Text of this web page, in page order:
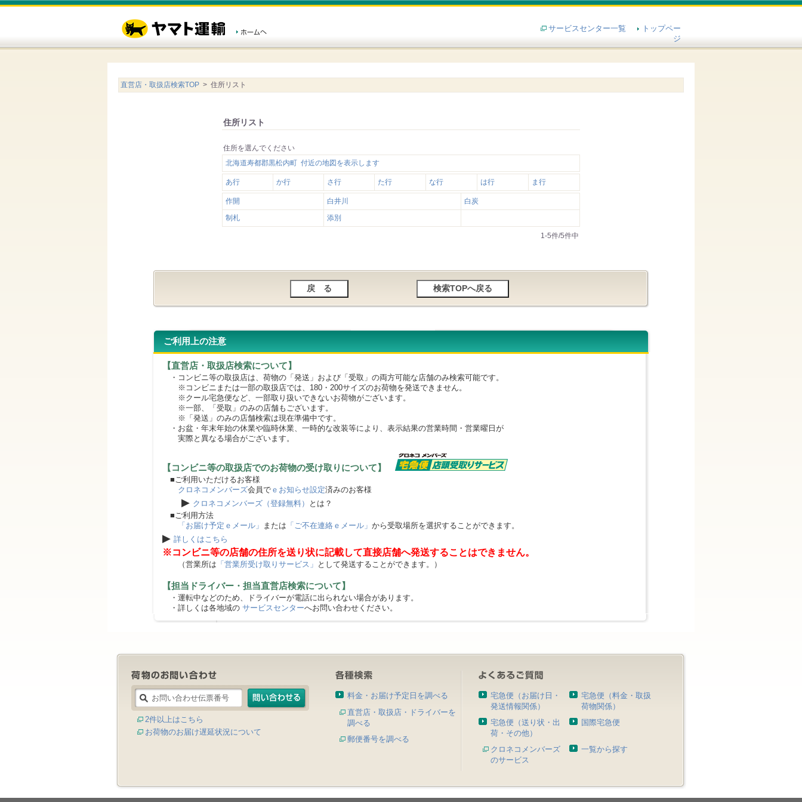
サービスセンター一覧
トップペー
ジ
直営店・取扱店検索TOP > 住所リスト
住所リスト
住所を選んでください
北海道寿都郡黒松内町 付近の地図を表示します
あ行 か行 さ行 た行 な行 は行 ま行
作開 白井川
白炭
制札
添別
1-5件/5件中
ご利用上の注意
【直営店・取扱店検索について】
・コンビニ等の取扱店は、荷物の「発送」および「受取」の両方可能な店舗のみ検索可能です。
※コンビニまたは一部の取扱店では、180・200サイズのお荷物を発送できません。
※クール宅急便など、一部取り扱いできないお荷物がございます。
※一部、「受取」のみの店舗もございます。
※「発送」のみの店舗検索は現在準備中です。
・お盆・年末年始の休業や臨時休業、一時的な改装等により、表示結果の営業時間・営業曜日が
実際と異なる場合がございます。
【コンビニ等の取扱店でのお荷物の受け取りについて】
■ご利用いただけるお客様
クロネコメンバーズ会員で ｅお知らせ設定済みのお客様
▶ クロネコメンバーズ（登録無料）
とは？
■ご利用方法
「お届け予定ｅメール」 または 「ご不在連絡ｅメール」 から受取場所を選択することができます。
▶ 詳しくはこちら
※コンビニ等の店舗の住所を送り状に記載して直接店舗へ発送することはできません。
（営業所は 「営業所受け取りサービス」 として発送することができます。）
【担当ドライバー・担当直営店検索について】
・運転中などのため、ドライバーが電話に出られない場合があります。
・詳しくは各地域の サービスセンターへお問い合わせください。
2件以上はこちら
お荷物のお届け遅延状況について
料金・お届け予定日を調べる
直営店・取扱店・ドライバーを
調べる
郵便番号を調べる
宅急便（お届け日・
発送情報関係）
宅急便（料金・取扱
荷物関係）
宅急便（送り状・出
荷・その他）
国際宅急便
クロネコメンバーズ
のサービス
一覧から探す